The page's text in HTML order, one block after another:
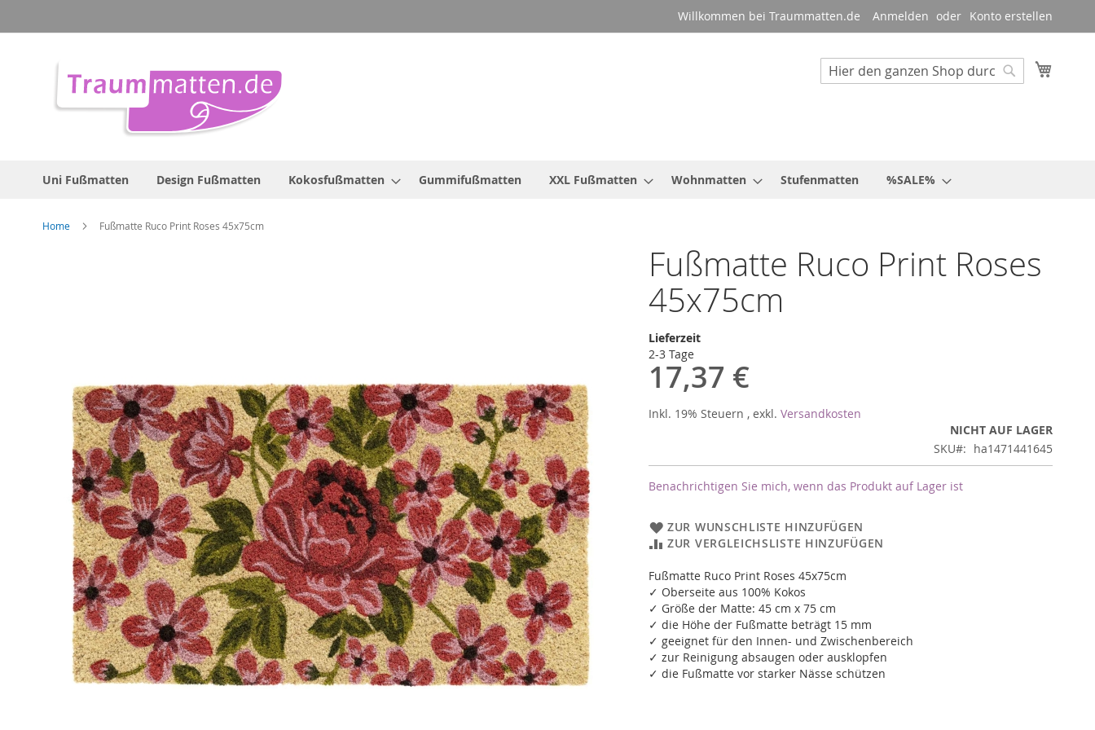
zum
Willkommen bei Traummatten.de Anmelden Konto erstellen
Suche
Uni Fußmatten Design Fußmatten Kokosfußmatten Gummifußmatten XXL Fußmatten Wohnmatten Stufenmatten %SALE%
Home Fußmatte Ruco Print Roses 45x75cm
Fußmatte Ruco Print Roses
45x75cm
Lieferzeit
2-3 Tage
17,37 €
Inkl. 19% Steuern , exkl. Versandkosten
NICHT AUF LAGER
SKU
ha1471441645
Benachrichtigen Sie mich, wenn das Produkt auf Lager ist
ZUR WUNSCHLISTE HINZUFÜGEN
ZUR VERGLEICHSLISTE HINZUFÜGEN
Fußmatte Ruco Print Roses 45x75cm
✓ Oberseite aus 100% Kokos
✓ Größe der Matte: 45 cm x 75 cm
✓ die Höhe der Fußmatte beträgt 15 mm
✓ geeignet für den Innen- und Zwischenbereich
✓ zur Reinigung absaugen oder ausklopfen
✓ die Fußmatte vor starker Nässe schützen